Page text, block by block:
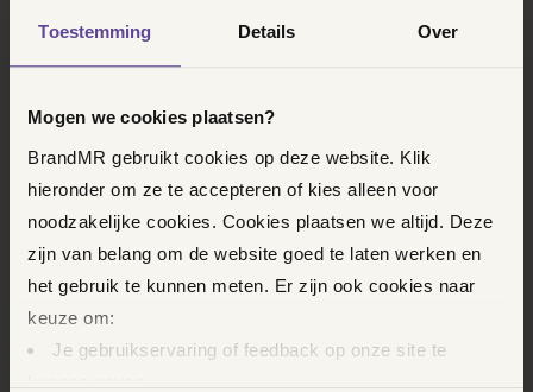
Toestemming Details Over
Mogen we cookies plaatsen?
BrandMR gebruikt cookies op deze website. Klik
hieronder om ze te accepteren of kies alleen voor
noodzakelijke cookies. Cookies plaatsen we altijd. Deze
zijn van belang om de website goed te laten werken en
het gebruik te kunnen meten. Er zijn ook cookies naar
keuze om:
Je gebruikservaring of feedback op onze site te
liever eerst even met ons bellen of mailen? Dat kan
ook.
- Stuur een e-mail naar
Wat kost juridische hulp bij Brandmeester?